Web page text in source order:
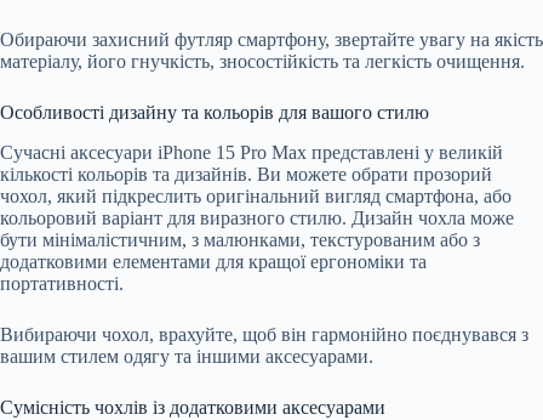
Обираючи захисний футляр смартфону, звертайте увагу на якість
матеріалу, його гнучкість, зносостійкість та легкість очищення.
Особливості дизайну та кольорів для вашого стилю
Сучасні аксесуари iPhone 15 Pro Max представлені у великій
кількості кольорів та дизайнів. Ви можете обрати прозорий
чохол, який підкреслить оригінальний вигляд смартфона, або
кольоровий варіант для виразного стилю. Дизайн чохла може
бути мінімалістичним, з малюнками, текстурованим або з
додатковими елементами для кращої ергономіки та
портативності.
Вибираючи чохол, врахуйте, щоб він гармонійно поєднувався з
вашим стилем одягу та іншими аксесуарами.
Сумісність чохлів із додатковими аксесуарами